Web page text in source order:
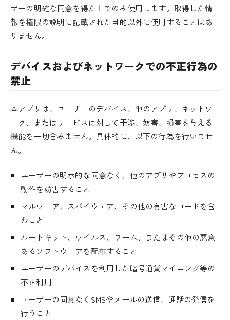
ザーの明確な同意を得た上でのみ使用します。取得した情
報を権限の説明に記載された目的以外に使用することはあ
りません。
デバイスおよびネットワークでの不正行為の
禁止
本アプリは、ユーザーのデバイス、他のアプリ、ネットワ
ーク、またはサービスに対して干渉、妨害、損害を与える
機能を一切含みません。具体的に、以下の行為を行いませ
ん。
ユーザーの明示的な同意なく、他のアプリやプロセスの
動作を妨害すること
マルウェア、スパイウェア、その他の有害なコードを含
むこと
ルートキット、ウイルス、ワーム、またはその他の悪意
あるソフトウェアを配布すること
ユーザーのデバイスを利用した暗号通貨マイニング等の
不正利用
ユーザーの同意なくSMSやメールの送信、通話の発信を
行うこと